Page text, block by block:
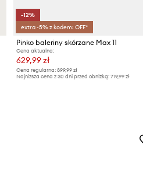
-12%
extra -5% z kodem: OFF*
Pinko baleriny skórzane Max 11
Cena aktualna:
629,99 zł
Cena regularna: 899,99 zł
Najniższa cena z 30 dni przed obniżką: 719,99 zł